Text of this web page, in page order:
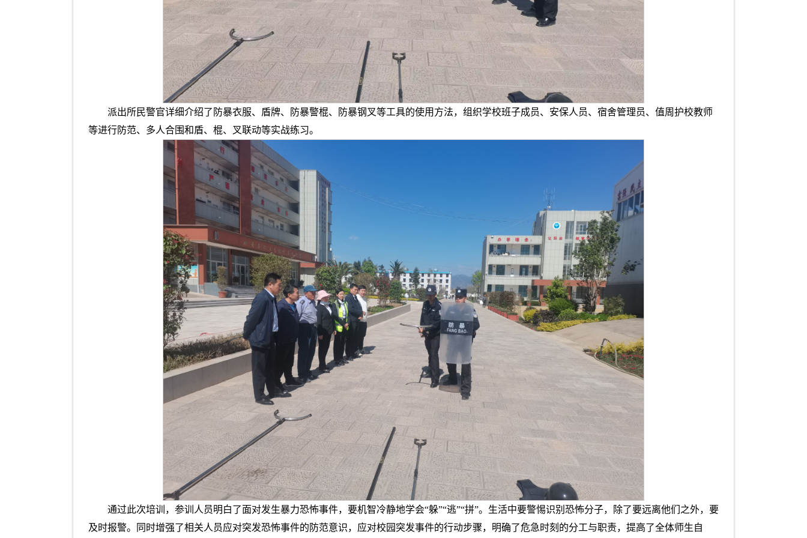
派出所民警官详细介绍了防暴衣服、盾牌、防暴警棍、防暴钢叉等工具的使用方法，组织学校班子成员、安保人员、宿舍管理员、值周护校教师
等进行防范、多人合围和盾、棍、叉联动等实战练习。
通过此次培训，参训人员明白了面对发生暴力恐怖事件，要机智冷静地学会“躲”“逃”“拼”。生活中要警惕识别恐怖分子，除了要远离他们之外，要
及时报警。同时增强了相关人员应对突发恐怖事件的防范意识，应对校园突发事件的行动步骤，明确了危急时刻的分工与职责，提高了全体师生自